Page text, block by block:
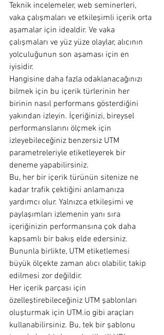
Teknik incelemeler, web seminerleri,
vaka çalışmaları ve etkileşimli içerik orta
aşamalar için idealdir. Ve vaka
çalışmaları ve yüz yüze olaylar, alıcının
yolculuğunun son aşaması için en
iyisidir.
Hangisine daha fazla odaklanacağınızı
bilmek için bu içerik türlerinin her
birinin nasıl performans gösterdiğini
yakından izleyin. İçeriğinizi, bireysel
performanslarını ölçmek için
izleyebileceğiniz benzersiz UTM
parametreleriyle etiketleyerek bir
deneme yapabilirsiniz.
Bu, her bir içerik türünün sitenize ne
kadar trafik çektiğini anlamanıza
yardımcı olur. Yalnızca etkileşimi ve
paylaşımları izlemenin yanı sıra
içeriğinizin performansına çok daha
kapsamlı bir bakış elde edersiniz.
Bununla birlikte, UTM etiketlemesi
büyük ölçekte zaman alıcı olabilir, takip
edilmesi zor değildir.
Her içerik parçası için
özelleştirebileceğiniz UTM şablonları
oluşturmak için UTM.io gibi araçları
kullanabilirsiniz. Bu, tek bir şablonu